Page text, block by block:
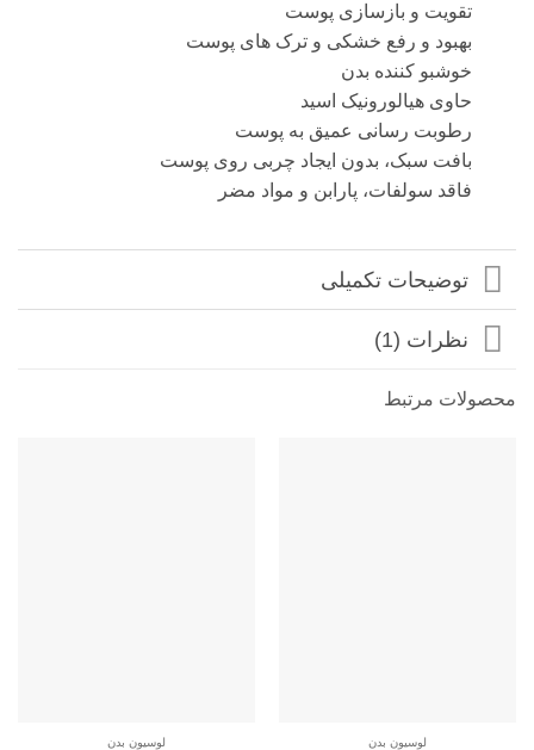
تقویت و بازسازی پوست
بهبود و رفع خشکی و ترک های پوست
خوشبو کننده بدن
حاوی هیالورونیک اسید
رطوبت رسانی عمیق به پوست
بافت سبک، بدون ایجاد چربی روی پوست
فاقد سولفات، پارابن و مواد مضر
توضیحات تکمیلی
نظرات (1)
محصولات مرتبط
لوسیون بدن لوسیون بدن